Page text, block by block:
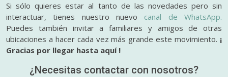
Si sólo quieres estar al tanto de las novedades pero sin
interactuar, tienes nuestro nuevo canal de WhatsApp.
Puedes también invitar a familiares y amigos de otras
ubicaciones a hacer cada vez más grande este movimiento. ¡
Gracias por llegar hasta aquí !
¿Necesitas contactar con nosotros?